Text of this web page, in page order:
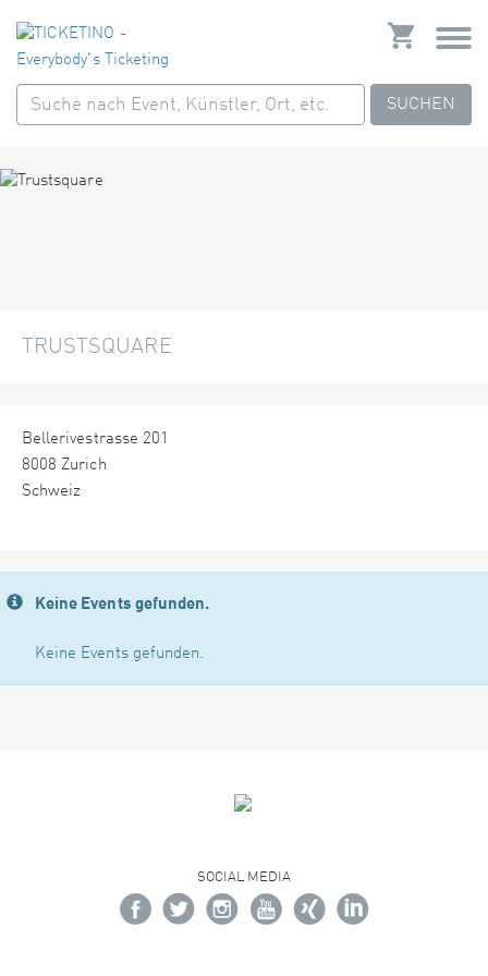
SUCHEN
TRUSTSQUARE
Bellerivestrasse 201
8008 Zurich
Schweiz
Keine Events gefunden.
Keine Events gefunden.
SOCIAL MEDIA